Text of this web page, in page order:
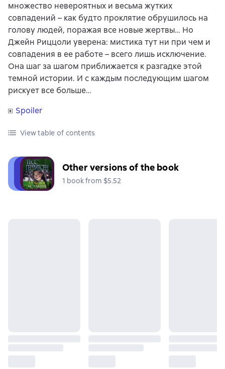
множество невероятных и весьма жутких
совпадений – как будто проклятие обрушилось на
голову людей, поражая все новые жертвы… Но
Джейн Риццоли уверена: мистика тут ни при чем и
совпадения в ее работе – всего лишь исключение.
Она шаг за шагом приближается к разгадке этой
темной истории. И с каждым последующим шагом
рискует все больше…
Spoiler
View table of contents
Other versions of the book
1 book from $5.52